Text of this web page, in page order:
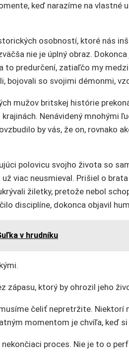
keď narazíme na vlastné
osobností, ktoré nás
nie je úplný obraz.
to predurčení, zatiaľčo my
bojovali so svojimi démonmi,
mužov britskej histórie
Nenávidený mnohými
by vás, že on, rovnako
polovicu svojho života so
viac neusmieval. Prišiel o
žiletky, pretože nebol
disciplíne, dokonca objavil
v hrudníku
zápasu, ktorý by ohrozil jeho
čeliť nepretržite. Niektorí
momentom je chvíľa, keď
proces. Nie je to o